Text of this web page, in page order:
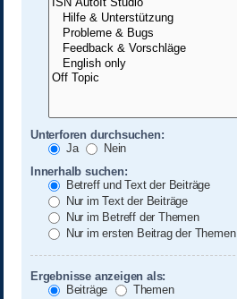
Unterforen durchsuchen:
Ja
Nein
Innerhalb suchen:
Betreff und Text der Beiträge
Nur im Text der Beiträge
Nur im Betreff der Themen
Nur im ersten Beitrag der Themen
Ergebnisse anzeigen als:
Beiträge
Themen